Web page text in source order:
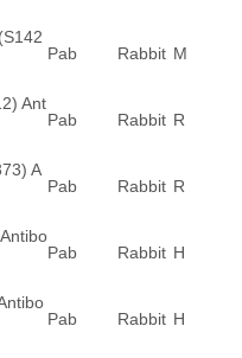
Pab Rabbit M
Ant
Pab Rabbit R
A
Pab Rabbit R
Pab Rabbit H
Pab Rabbit H